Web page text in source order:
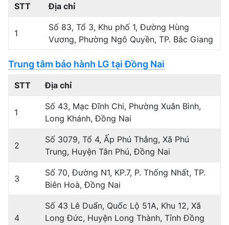
STT Địa chỉ
1
Số 83, Tổ 3, Khu phố 1, Đường Hùng
Vương, Phường Ngô Quyền, TP. Bắc Giang
Trung tâm bảo hành LG tại Đồng Nai
STT Địa chỉ
1
Số 43, Mạc Đĩnh Chi, Phường Xuân Bình,
Long Khánh, Đồng Nai
2
Số 3079, Tổ 4, Ấp Phú Thắng, Xã Phú
Trung, Huyện Tân Phú, Đồng Nai
3
Số 70, Đường N1, KP.7, P. Thống Nhất, TP.
Biên Hoà, Đồng Nai
4
Số 43 Lê Duẩn, Quốc Lộ 51A, Khu 12, Xã
Long Đức, Huyện Long Thành, Tỉnh Đồng